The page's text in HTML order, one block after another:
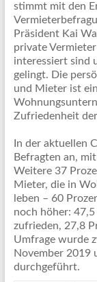
stimmt mit den
Präsident Kai
private
interessiert sind
gelingt. Die
und Mieter ist
Zufriedenheit
In der aktuellen
Befragten an,
Weitere 37
Mieter, die in
leben – 60
noch höher:
zufrieden, 27,8
Umfrage wurde
November 2019
durchgeführt.